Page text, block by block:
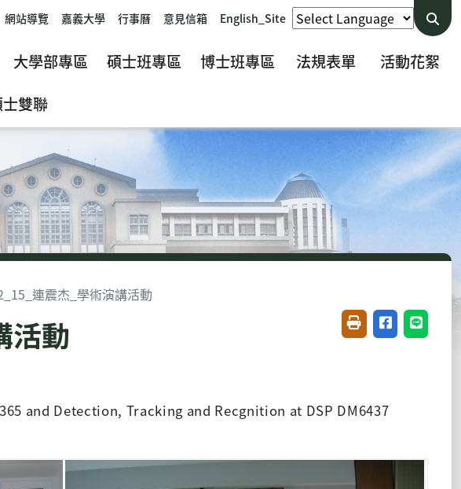
網站導覽 嘉義大學 行事曆 意見信箱 English_Site
大學部專區 碩士班專區 博士班專區 法規表單
活動花絮
雙聯
連震杰_學術演講活動
活動 友善列印(開新視窗)
分享至臉書(
分享至
and Detection, Tracking and Recgnition at DSP DM6437